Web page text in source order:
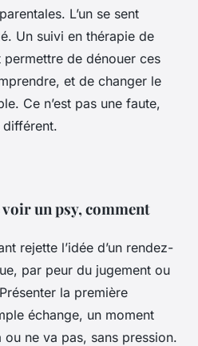
L’un se sent
Un suivi en thérapie de
de dénouer ces
et de changer le
Ce n’est pas une faute,
différent.
un psy, comment
rejette l’idée d’un rendez-
par peur du jugement ou
la première
échange, un moment
ne va pas, sans pression.